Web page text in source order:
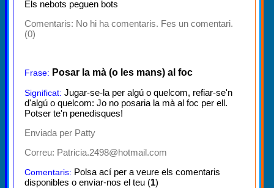
Els nebots peguen bots
Comentaris: No hi ha comentaris. Fes un comentari.
(0)
Frase: Posar la mà (o les mans) al foc
Significat: Jugar-se-la per algú o quelcom, refiar-se'n
d'algú o quelcom: Jo no posaria la mà al foc per ell.
Potser te'n penedisques!
Enviada per Patty
Correu: Patricia.2498@hotmail.com
Comentaris: Polsa ací per a veure els comentaris
disponibles o enviar-nos el teu (1)